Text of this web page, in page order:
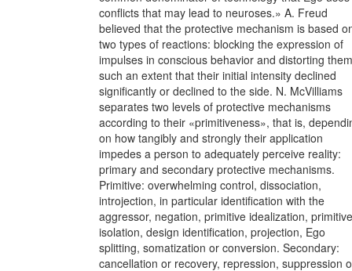
conflicts that may lead to neuroses.» A. Freud
believed that the protective mechanism is based
two types of reactions: blocking the expression of
impulses in conscious behavior and distorting
such an extent that their initial intensity declined
significantly or declined to the side. N. McVilliams
separates two levels of protective mechanisms
according to their «primitiveness», that is,
on how tangibly and strongly their application
impedes a person to adequately perceive reality:
primary and secondary protective mechanisms.
Primitive: overwhelming control, dissociation,
introjection, in particular identification with the
aggressor, negation, primitive idealization, primitive
isolation, design identification, projection, Ego
splitting, somatization or conversion. Secondary:
cancellation or recovery, repression, suppression